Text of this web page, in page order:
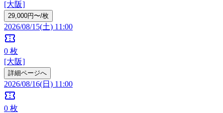
[大阪]
29,000円〜/枚
2026/08/15(土) 11:00
confirmation_number
0 枚
[大阪]
詳細ページへ
2026/08/16(日) 11:00
confirmation_number
0 枚